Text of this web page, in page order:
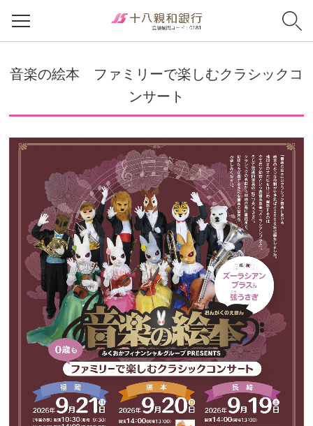
音楽の絵本 ファミリーで楽しむクラシックコ
ンサート